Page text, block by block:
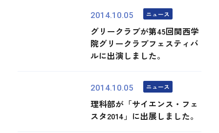
2014.10.05 ニュース
グリークラブが第45回関西学
院グリークラブフェスティバ
ルに出演しました。
2014.10.05 ニュース
理科部が「サイエンス・フェ
スタ2014」に出展しました。